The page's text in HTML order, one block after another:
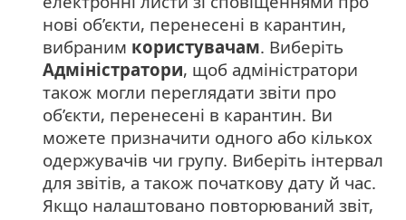
нові об’єкти, перенесені в карантин,
вибраним користувачам. Виберіть
Адміністратори, щоб адміністратори
також могли переглядати звіти про
об’єкти, перенесені в карантин. Ви
можете призначити одного або кількох
одержувачів чи групу. Виберіть інтервал
для звітів, а також початкову дату й час.
Якщо налаштовано повторюваний звіт,